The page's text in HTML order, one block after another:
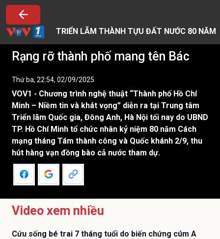
TRIỂN LÃM THÀNH TỰU ĐẤT NƯỚC 80 NĂM
Rạng rỡ thành phố mang tên Bác
Thứ ba, 22:54, 02/09/2025
VOV1 - Chương trình nghệ thuật “Thành phố Hồ Chí
Minh – Niềm tin và khát vọng” diễn ra tại Trung tâm
Triển lãm Quốc gia, Đông Anh, Hà Nội tối nay do UBND
TP. Hồ Chí Minh tổ chức nhân kỷ niệm 80 năm Cách
mạng tháng Tám thành công và Quốc khánh 2/9, thu
hút hàng vạn đồng bào cả nước tham dự.
Video xem nhiều
Cứu sống bé trai 7 tháng tuổi do biến chứng cúm A